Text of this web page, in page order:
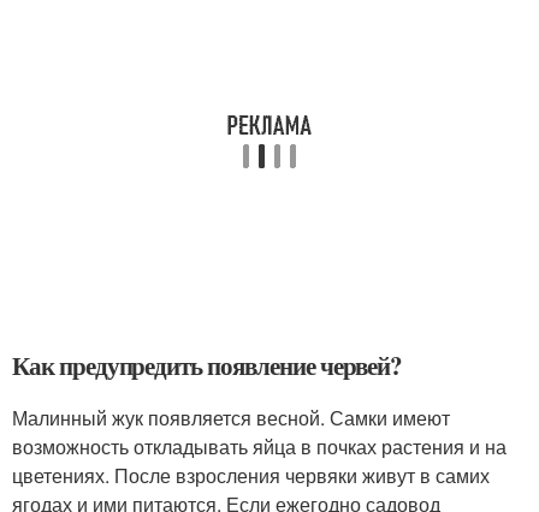
Как предупредить появление червей?
Малинный жук появляется весной. Самки имеют
возможность откладывать яйца в почках растения и на
цветениях. После взросления червяки живут в самих
ягодах и ими питаются. Если ежегодно садовод